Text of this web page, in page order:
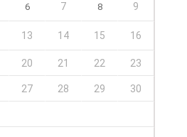
6 7 8 9
13 14 15 16
20 21 22 23
27 28 29 30